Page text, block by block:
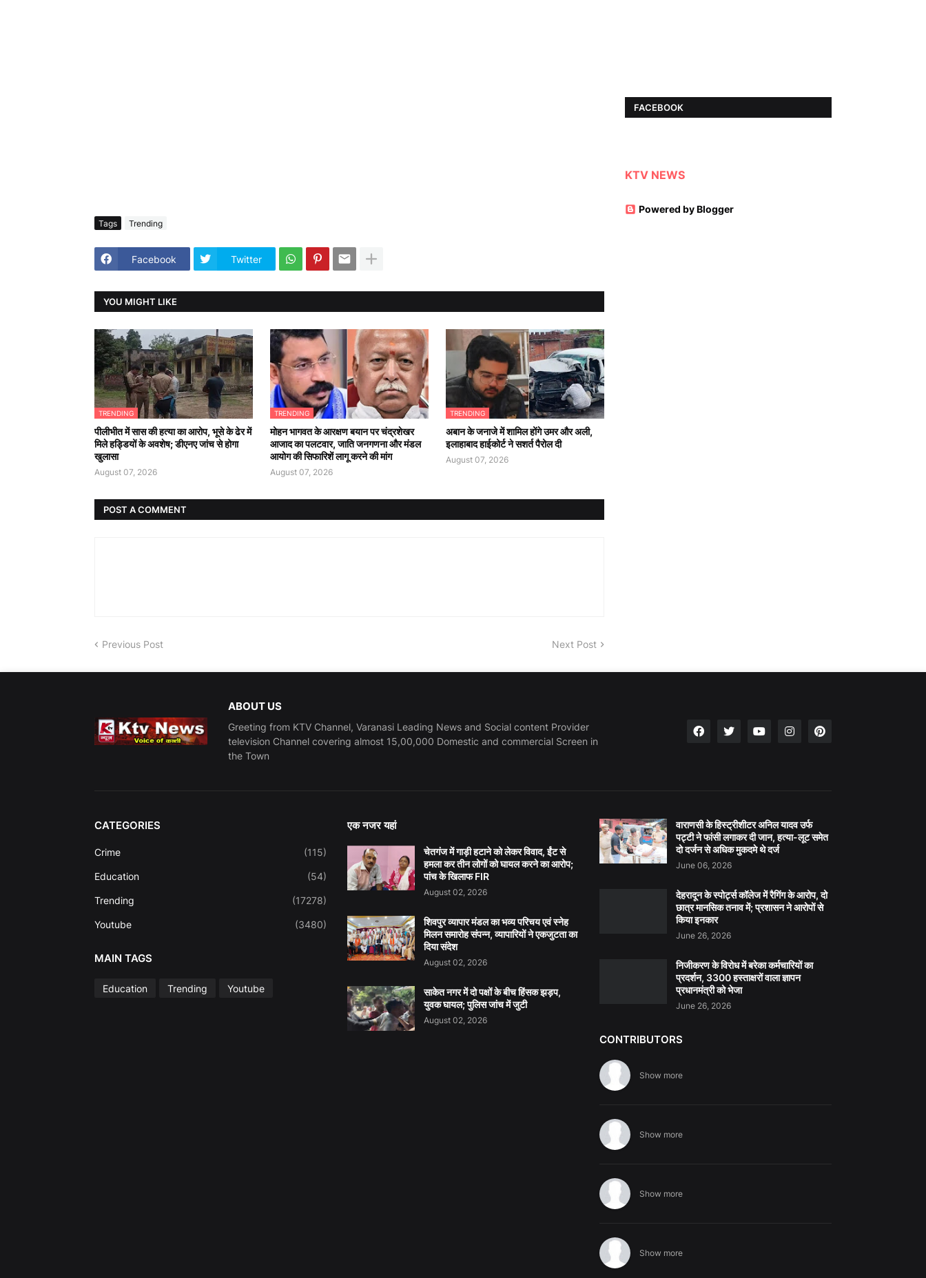
Tags Trending
Facebook Twitter
YOU MIGHT LIKE
TRENDING
पीलीभीत में सास की हत्या का आरोप, भूसे के ढेर में
मिले हड्डियों के अवशेष; डीएनए जांच से होगा
खुलासा
August 07, 2026
TRENDING
मोहन भागवत के आरक्षण बयान पर चंद्रशेखर
आजाद का पलटवार, जाति जनगणना और मंडल
आयोग की सिफारिशें लागू करने की मांग
August 07, 2026
TRENDING
अबान के जनाजे में शामिल होंगे उमर और अली,
इलाहाबाद हाईकोर्ट ने सशर्त पैरोल दी
August 07, 2026
POST A COMMENT
Previous Post Next Post
FACEBOOK
KTV NEWS
Powered by Blogger
ABOUT US
Greeting from KTV Channel, Varanasi Leading News and Social content Provider
television Channel covering almost 15,00,000 Domestic and commercial Screen in
the Town
CATEGORIES
Crime (115)
Education (54)
Trending (17278)
Youtube (3480)
MAIN TAGS
Education Trending Youtube
एक नजर यहां
चेतगंज में गाड़ी हटाने को लेकर विवाद, ईंट से
हमला कर तीन लोगों को घायल करने का आरोप;
पांच के खिलाफ FIR
August 02, 2026
शिवपुर व्यापार मंडल का भव्य परिचय एवं स्नेह
मिलन समारोह संपन्न, व्यापारियों ने एकजुटता का
दिया संदेश
August 02, 2026
साकेत नगर में दो पक्षों के बीच हिंसक झड़प,
युवक घायल; पुलिस जांच में जुटी
August 02, 2026
वाराणसी के हिस्ट्रीशीटर अनिल यादव उर्फ
पट्टी ने फांसी लगाकर दी जान, हत्या-लूट समेत
दो दर्जन से अधिक मुकदमे थे दर्ज
June 06, 2026
देहरादून के स्पोर्ट्स कॉलेज में रैगिंग के आरोप, दो
छात्र मानसिक तनाव में; प्रशासन ने आरोपों से
किया इनकार
June 26, 2026
निजीकरण के विरोध में बरेका कर्मचारियों का
प्रदर्शन, 3300 हस्ताक्षरों वाला ज्ञापन
प्रधानमंत्री को भेजा
June 26, 2026
CONTRIBUTORS
Show more
Show more
Show more
Show more